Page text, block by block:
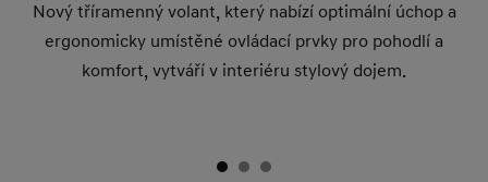
Nový tříramenný volant, který nabízí optimální úchop a
ergonomicky umístěné ovládací prvky pro pohodlí a
komfort, vytváří v interiéru stylový dojem.